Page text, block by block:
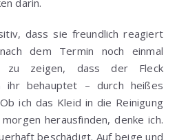
dass sie freundlich reagiert
dem Termin noch einmal
zu zeigen, dass der Fleck
ihr behauptet – durch heißes
ich das Kleid in die Reinigung
herausfinden, denke ich.
beschädigt. Auf beige und